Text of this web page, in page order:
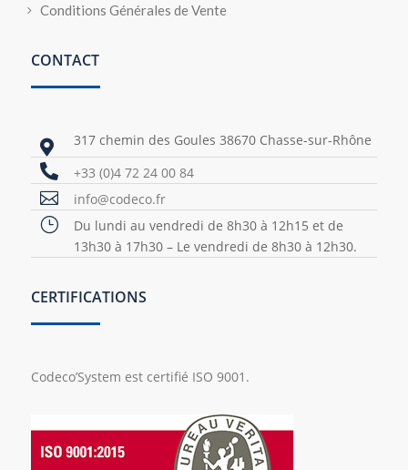
Conditions Générales de Vente
CONTACT
 317 chemin des Goules 38670 Chasse-sur-Rhône
 +33 (0)4 72 24 00 84
 info@codeco.fr
}
Du lundi au vendredi de 8h30 à 12h15 et de
13h30 à 17h30 – Le vendredi de 8h30 à 12h30.
CERTIFICATIONS
Codeco’System est certifié ISO 9001.